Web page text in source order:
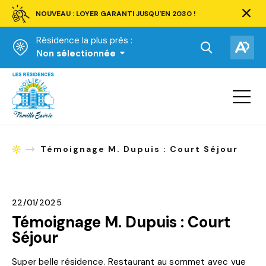
NOUVEAU : LOYER GARANTI JUSQU'EN 2030 !
barre
Résidence la plus près :
Non sélectionnée
Ouvrir
la
recherche.
la
Accueil
Ouvrir
la
AccueilTémoignage M. Dupuis : Court Séjour
22/01/2025
Témoignage M. Dupuis : Court
Séjour
Super belle résidence. Restaurant au sommet avec vue